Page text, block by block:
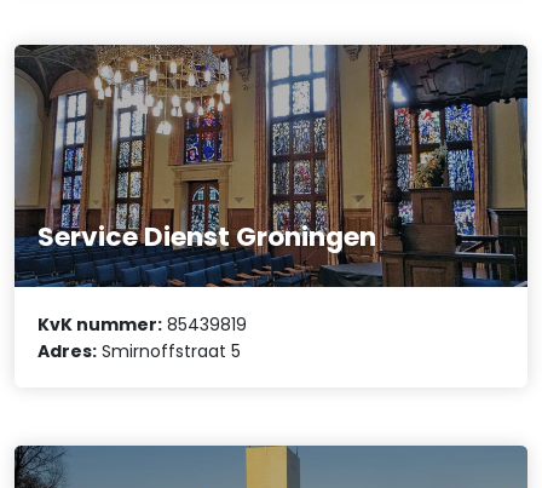
Service Dienst Groningen
KvK nummer: 85439819
Adres: Smirnoffstraat 5